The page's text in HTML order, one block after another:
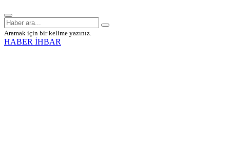
Aramak için bir kelime yazınız.
HABER İHBAR